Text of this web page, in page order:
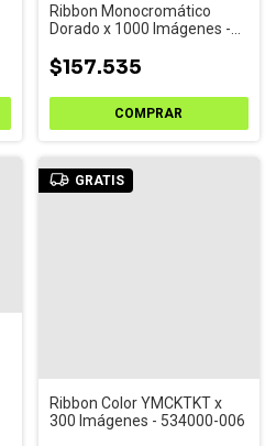
Ribbon Monocromático
Dorado x 1000 Imágenes -
$157.535
GRATIS
Ribbon Color YMCKTKT x
300 Imágenes - 534000-006